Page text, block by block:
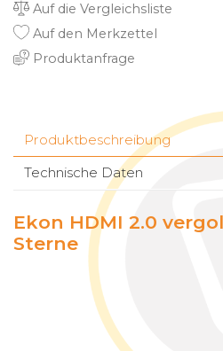
Auf die Vergleichsliste
Auf den Merkzettel
Produktanfrage
Produktbeschreibung
Technische Daten
Ekon HDMI 2.0
Sterne